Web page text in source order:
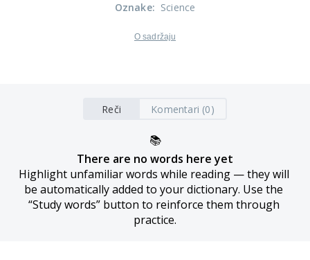
Oznake: Science
O sadržaju
Reči Komentari (0)
📚
There are no words here yet
Highlight unfamiliar words while reading — they will
be automatically added to your dictionary. Use the
“Study words” button to reinforce them through
practice.